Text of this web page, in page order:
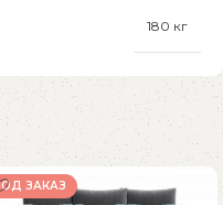
180 кг
ЗАКАЗ